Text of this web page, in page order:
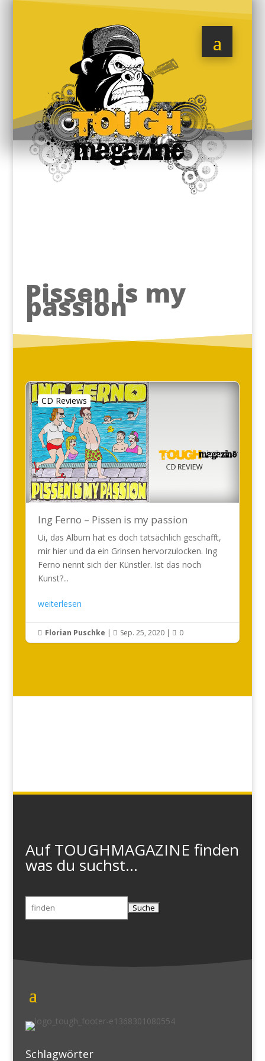
Pissen is my
passion
CD Reviews
Ing Ferno – Pissen is my passion
Ui, das Album hat es doch tatsächlich geschafft,
mir hier und da ein Grinsen hervorzulocken. Ing
Ferno nennt sich der Künstler. Ist das noch
Kunst?...
weiterlesen
 Florian Puschke |  Sep. 25, 2020|  0
Auf TOUGHMAGAZINE finden
was du suchst...
Suchen
Schlagwörter